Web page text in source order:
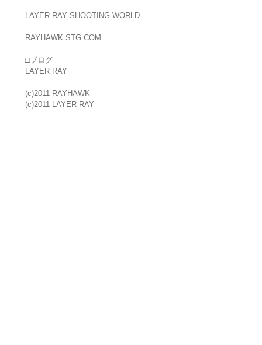
LAYER RAY SHOOTING WORLD
RAYHAWK STG COM
□ブログ
LAYER RAY
(c)2011 RAYHAWK
(c)2011 LAYER RAY